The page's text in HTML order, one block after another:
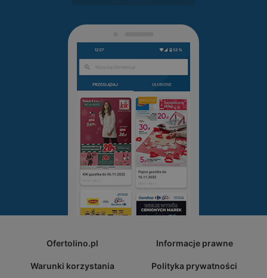
Ofertolino.pl Informacje prawne
Warunki korzystania Polityka prywatności